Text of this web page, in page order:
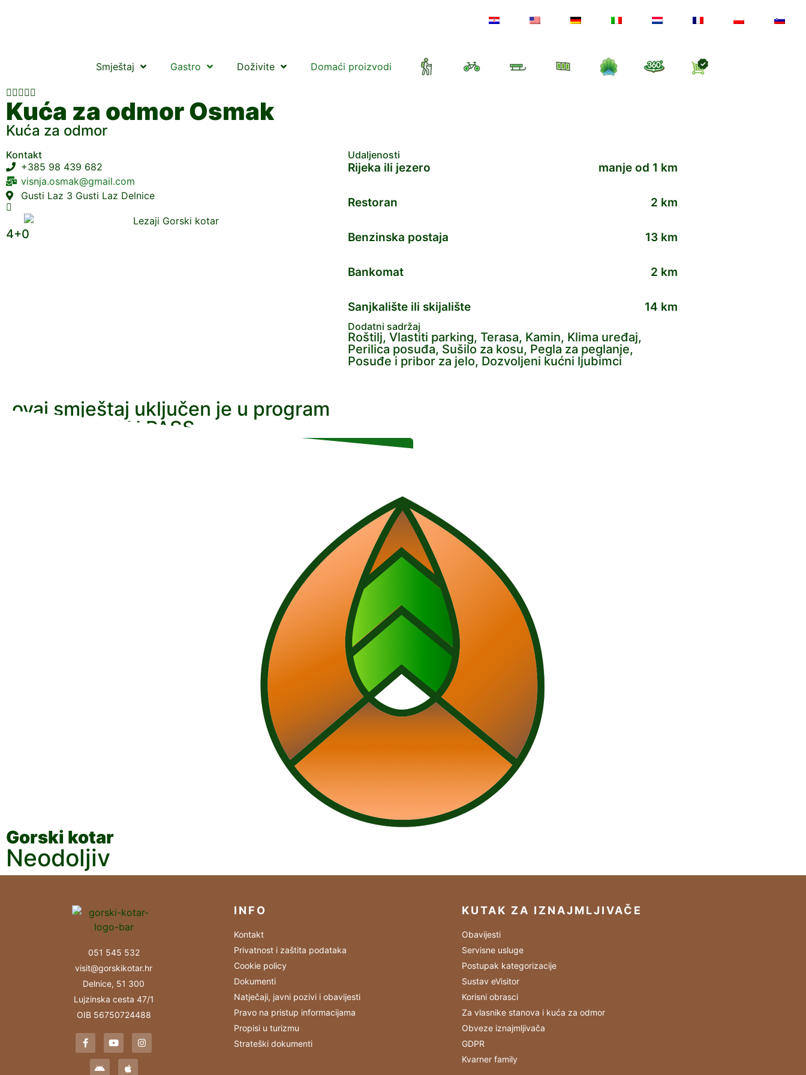
Smještaj Gastro Doživite Domaći proizvodi

Kuća za odmor Osmak
Kuća za odmor
Kontakt
+385 98 439 682
visnja.osmak@gmail.com
Gusti Laz 3 Gusti Laz Delnice
4+0
Udaljenosti
Rijeka ili jezero manje od 1 km
Restoran 2 km
Benzinska postaja 13 km
Bankomat 2 km
Sanjkalište ili skijalište 14 km
Dodatni sadržaj
Roštilj, Vlastiti parking, Terasa, Kamin, Klima uređaj,
Perilica posuđa, Sušilo za kosu, Pegla za peglanje,
Posuđe i pribor za jelo, Dozvoljeni kućni ljubimci
ovaj smještaj uključen je u program
DESTINATION PASS
Gorski kotar
Neodoljiv
051 545 532
visit@gorskikotar.hr
Delnice, 51 300
Lujzinska cesta 47/1
OIB 56750724488
INFO
Kontakt
Privatnost i zaštita podataka
Cookie policy
Dokumenti
Natječaji, javni pozivi i obavijesti
Pravo na pristup informacijama
Propisi u turizmu
Strateški dokumenti
KUTAK ZA IZNAJMLJIVAČE
Obavijesti
Servisne usluge
Postupak kategorizacije
Sustav eVisitor
Korisni obrasci
Za vlasnike stanova i kuća za odmor
Obveze iznajmljivača
GDPR
Kvarner family